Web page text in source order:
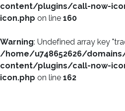
content/plugins/call-now-
icon.php on line 160
Warning: Undefined array key
/home/u748652626/
content/plugins/call-now-
icon.php on line 162